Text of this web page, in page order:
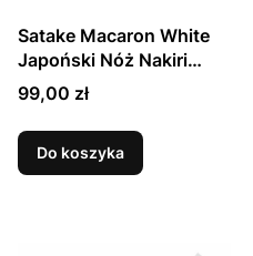
Satake Macaron White
Japoński Nóż Nakiri
17cm
Cena
99,00 zł
Do koszyka